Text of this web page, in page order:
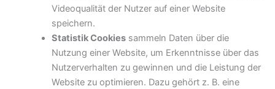
Videoqualität der Nutzer auf einer Website
speichern.
Statistik Cookiessammeln Daten über die
Nutzung einer Website, um Erkenntnisse über das
Nutzerverhalten zu gewinnen und die Leistung der
Website zu optimieren. Dazu gehört z. B. eine